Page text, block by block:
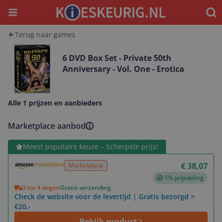
Menu
Terug naar games
6 DVD Box Set - Private 50th
Anniversary - Vol. One - Erotica
Alle 1 prijzen en aanbieders
Marketplace aanbod
Meest populaire keuze – Scherpste prijs!
Marketplace € 38,07
-1% prijsdaling
3 tot 4 dagenGratis verzending
Check de website voor de levertijd | Gratis bezorgd >
€20,-
Bekijk product